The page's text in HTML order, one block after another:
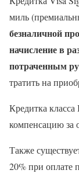
миль
безналичной
начисление в
потраченным
тратить на
Кредитка
компенсацию за
Также
20% при оплате